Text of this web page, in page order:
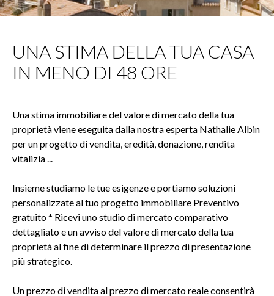
UNA STIMA DELLA TUA CASA
IN MENO DI 48 ORE
Una stima immobiliare del valore di mercato della tua
proprietà viene eseguita dalla nostra esperta Nathalie Albin
per un progetto di vendita, eredità, donazione, rendita
vitalizia ...
Insieme studiamo le tue esigenze e portiamo soluzioni
personalizzate al tuo progetto immobiliare Preventivo
gratuito * Ricevi uno studio di mercato comparativo
dettagliato e un avviso del valore di mercato della tua
proprietà al fine di determinare il prezzo di presentazione
più strategico.
Un prezzo di vendita al prezzo di mercato reale consentirà